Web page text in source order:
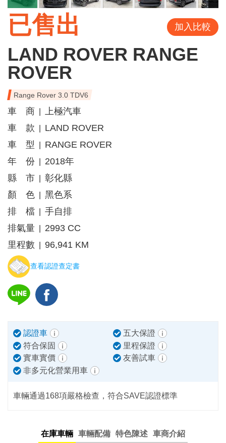
已售出 加入比較
LAND ROVER RANGE
ROVER
Range Rover 3.0 TDV6
車 商
上極汽車
車 款
LAND ROVER
車 型
RANGE ROVER
年 份
2018年
縣 市
彰化縣
顏 色
黑色系
排 檔
手自排
排氣量
2993 CC
里程數
96,941 KM
查看認證查定書
認證車
五大保證
符合保固
里程保證
實車實價
友善試車
非多元化營業用車
車輛通過168項嚴格檢查，符合SAVE認證標準
在庫車輛 車輛配備 特色陳述 車商介紹